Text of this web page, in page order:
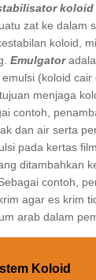
koloid
zat ke dalam
koloid,
Emulgator
(koloid
menjaga
contoh,
dan air serta
pada kertas film.
ditambahkan
contoh,
agar es krim
arab dalam
Koloid